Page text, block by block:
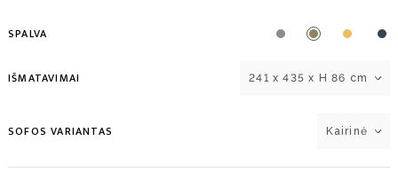
SPALVA
IŠMATAVIMAI 241 x 435 x H 86 cm
SOFOS VARIANTAS Kairinė